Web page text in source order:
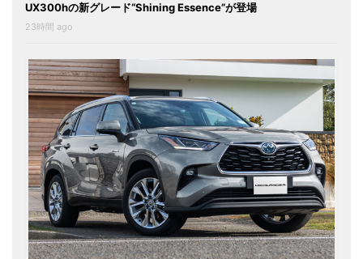
UX300hの新グレード“Shining Essence”が登場
23時間 ago